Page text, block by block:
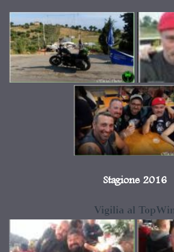
Stagione 2016
Vigilia al